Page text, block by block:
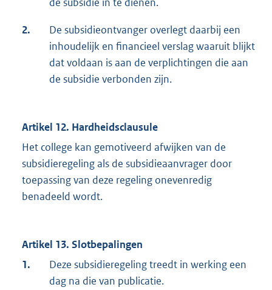
2.
De subsidieontvanger overlegt daarbij een
inhoudelijk en financieel verslag waaruit blijkt
dat voldaan is aan de verplichtingen die aan
de subsidie verbonden zijn.
Artikel 12. Hardheidsclausule
Het college kan gemotiveerd afwijken van de
subsidieregeling als de subsidieaanvrager door
toepassing van deze regeling onevenredig
benadeeld wordt.
Artikel 13. Slotbepalingen
1.
Deze subsidieregeling treedt in werking een
dag na die van publicatie.